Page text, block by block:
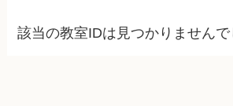
該当の教室IDは見つかりませんで